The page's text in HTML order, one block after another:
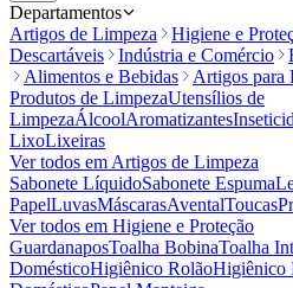
Departamentos
Artigos de Limpeza
Higiene e
Descartáveis
Indústria e Comércio
Alimentos e Bebidas
Artigos para
Produtos de LimpezaUtensílios de
LimpezaÁlcoolAromatizantes
LixoLixeiras
Ver todos em Artigos de Limpeza
Sabonete LíquidoSabonete Espuma
PapelLuvasMáscarasAventalToucas
Ver todos em Higiene e Proteção
GuardanaposToalha BobinaToalha
DomésticoHigiênico RolãoHigiênico